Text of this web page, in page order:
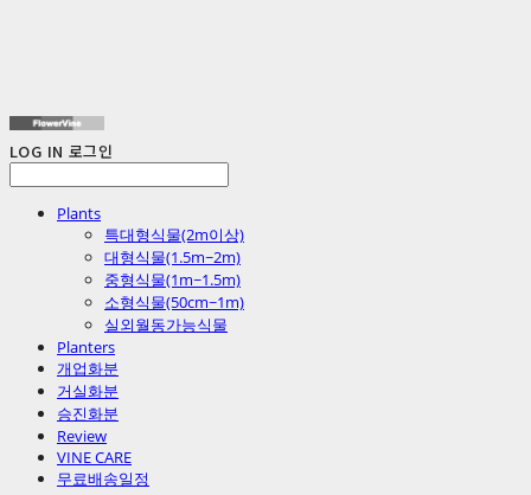
LOG IN 로그인
Plants
특대형식물(2m이상)
대형식물(1.5m~2m)
중형식물(1m~1.5m)
소형식물(50cm~1m)
실외월동가능식물
Planters
개업화분
거실화분
승진화분
Review
VINE CARE
무료배송일정